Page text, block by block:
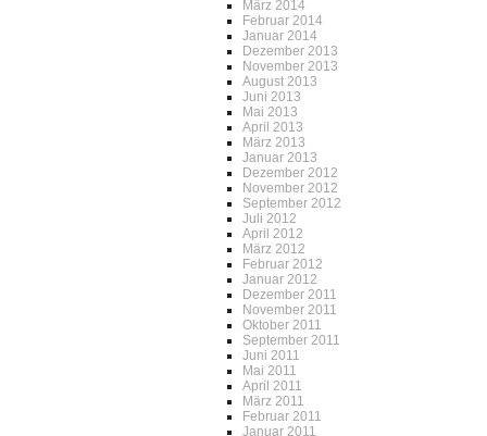
März 2014
Februar 2014
Januar 2014
Dezember 2013
November 2013
August 2013
Juni 2013
Mai 2013
April 2013
März 2013
Januar 2013
Dezember 2012
November 2012
September 2012
Juli 2012
April 2012
März 2012
Februar 2012
Januar 2012
Dezember 2011
November 2011
Oktober 2011
September 2011
Juni 2011
Mai 2011
April 2011
März 2011
Februar 2011
Januar 2011